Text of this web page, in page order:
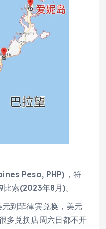
Peso, PHP)，符
索(2023年8月)。
到菲律宾兑换，美元
多兑换店周六日都不开